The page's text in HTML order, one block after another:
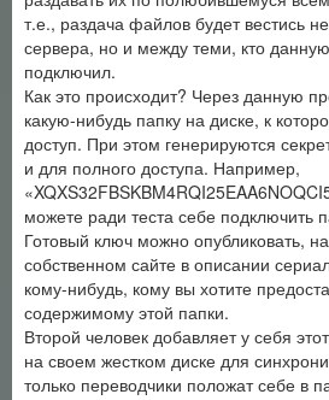
т.е., раздача файлов будет вестись
сервера, но и между теми, кто
подключил.
Как это происходит? Через данную
какую-нибудь папку на диске, к
доступ. При этом генерируются
и для полного доступа. Например,
можете ради теста себе подключить
Готовый ключ можно опубликовать,
собственном сайте в описании
кому-нибудь, кому вы хотите
содержимому этой папки.
Второй человек добавляет у себя
на своем жестком диске для
только переводчики положат себе в